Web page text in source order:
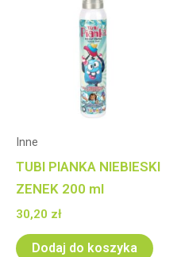
Inne
TUBI PIANKA NIEBIESKI
ZENEK 200 ml
30,20 zł
Dodaj do koszyka